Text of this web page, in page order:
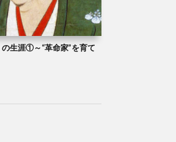
生涯①～“革命家”を育て